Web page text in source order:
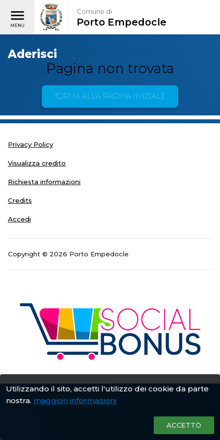
Comune di
Porto Empedocle
Aderisci
Pagina non trovata
TORNA ALLA PAGINA INIZIALE
Privacy Policy
Visualizza credito
Richiesta informazioni
Credits
Accedi
Copyright © 2026 Porto Empedocle
Utilizzando il sito, accetti l'utilizzo dei cookie da parte
nostra. maggiori informazioni
ACCETTO